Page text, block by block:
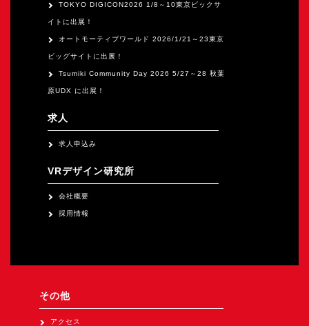
TOKYO DIGICON2026 1/8～10東京ビックサ
イトに出展！
オートモーティブワールド 2026/1/21～23東京
ビッグサイトに出展！
Tsumiki Community Day 2026 5/27～28 秋葉
原UDX に出展！
求人
求人申込み
VRデザイン研究所
会社概要
採用情報
その他
アクセス